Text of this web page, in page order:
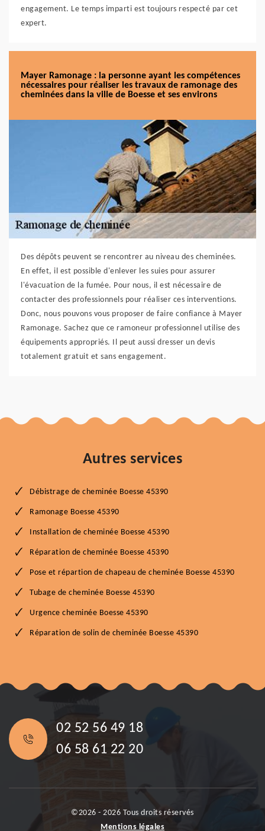
engagement. Le temps imparti est toujours respecté par cet
expert.
Mayer Ramonage : la personne ayant les compétences
nécessaires pour réaliser les travaux de ramonage des
cheminées dans la ville de Boesse et ses environs
Des dépôts peuvent se rencontrer au niveau des cheminées.
En effet, il est possible d'enlever les suies pour assurer
l'évacuation de la fumée. Pour nous, il est nécessaire de
contacter des professionnels pour réaliser ces interventions.
Donc, nous pouvons vous proposer de faire confiance à Mayer
Ramonage. Sachez que ce ramoneur professionnel utilise des
équipements appropriés. Il peut aussi dresser un devis
totalement gratuit et sans engagement.
Autres services
Débistrage de cheminée Boesse 45390
Ramonage Boesse 45390
Installation de cheminée Boesse 45390
Réparation de cheminée Boesse 45390
Pose et répartion de chapeau de cheminée Boesse 45390
Tubage de cheminée Boesse 45390
Urgence cheminée Boesse 45390
Réparation de solin de cheminée Boesse 45390
02 52 56 49 18
06 58 61 22 20
©2026 - 2026 Tous droits réservés
Mentions légales